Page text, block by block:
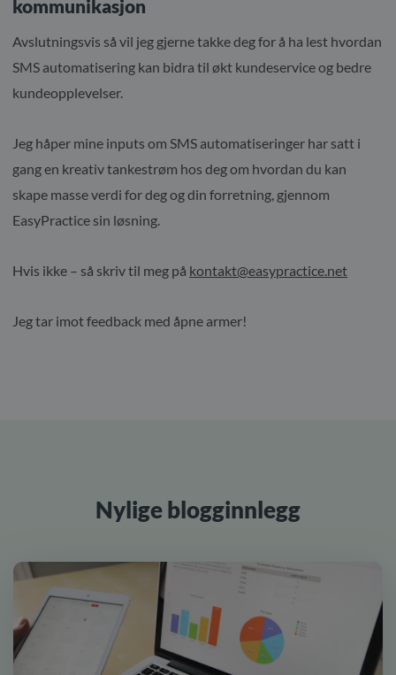
kommunikasjon
Avslutningsvis så vil jeg gjerne takke deg for å ha lest hvordan
SMS automatisering kan bidra til økt kundeservice og bedre
kundeopplevelser.
Jeg håper mine inputs om SMS automatiseringer har satt i
gang en kreativ tankestrøm hos deg om hvordan du kan
skape masse verdi for deg og din forretning, gjennom
EasyPractice sin løsning.
Hvis ikke – så skriv til meg på kontakt@easypractice.net
Jeg tar imot feedback med åpne armer!
Nylige blogginnlegg